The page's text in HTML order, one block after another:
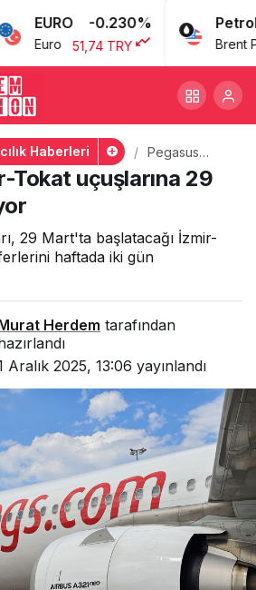
EURO -0.230%
Euro 51,74 TRY
Petrol
Brent Petrol
Haberleri
Pegasus
İzmir-Tokat
uçuşlarına 29
Tokat uçuşlarına 29
29 Mart'ta başlatacağı İzmir-
haftada iki gün
Herdem tarafından
Aralık 2025, 13:06 yayınlandı
+